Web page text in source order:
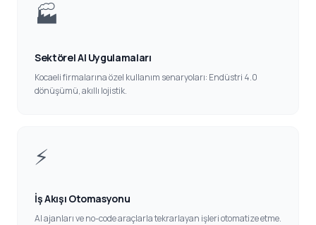
🏭
Sektörel AI Uygulamaları
Kocaeli firmalarına özel kullanım senaryoları: Endüstri 4.0
dönüşümü, akıllı lojistik.
⚡
İş Akışı Otomasyonu
AI ajanları ve no-code araçlarla tekrarlayan işleri otomatize etme.